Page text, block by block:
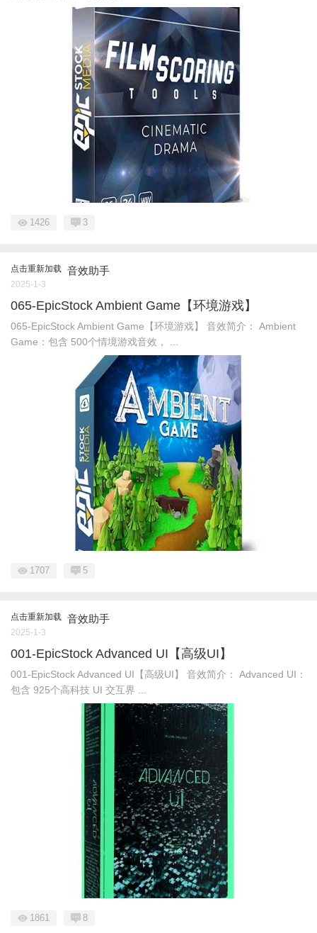
1426 3
点击重新加载 音效助手
2025-1-3
065-EpicStock Ambient Game【环境游戏】
065-EpicStock Ambient Game【环境游戏】 音效简介： Ambient
Game：包含 500个情境游戏音效， ...
1707 5
点击重新加载 音效助手
2025-1-3
001-EpicStock Advanced UI【高级UI】
001-EpicStock Advanced UI【高级UI】 音效简介： Advanced UI：
包含 925个高科技 UI 交互界 ...
1861 8